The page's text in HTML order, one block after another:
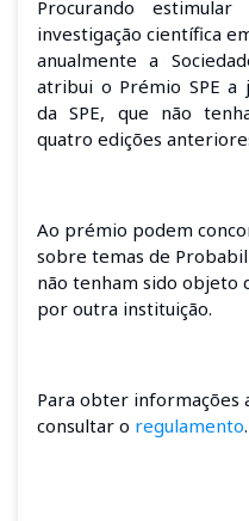
Procurando
investigação científica
anualmente a
atribui o Prémio SPE a
da SPE, que não
quatro edições
Ao prémio podem
sobre temas de
não tenham sido objeto
por outra instituição.
Para obter informações
consultar o regulamento.